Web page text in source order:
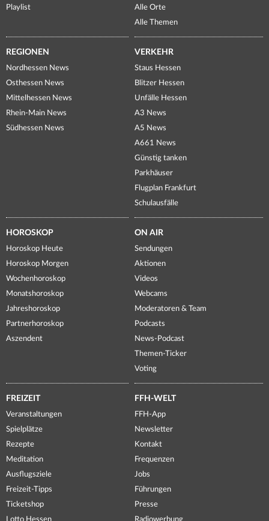
Playlist
Alle Orte
Alle Themen
REGIONEN
Nordhessen News
Osthessen News
Mittelhessen News
Rhein-Main News
Südhessen News
VERKEHR
Staus Hessen
Blitzer Hessen
Unfälle Hessen
A3 News
A5 News
A661 News
Günstig tanken
Parkhäuser
Flugplan Frankfurt
Schulausfälle
HOROSKOP
Horoskop Heute
Horoskop Morgen
Wochenhoroskop
Monatshoroskop
Jahreshoroskop
Partnerhoroskop
Aszendent
ON AIR
Sendungen
Aktionen
Videos
Webcams
Moderatoren & Team
Podcasts
News-Podcast
Themen-Ticker
Voting
FREIZEIT
Veranstaltungen
Spielplätze
Rezepte
Meditation
Ausflugsziele
Freizeit-Tipps
Ticketshop
Lotto Hessen
FFH-WELT
FFH-App
Newsletter
Kontakt
Frequenzen
Jobs
Führungen
Presse
Radiowerbung